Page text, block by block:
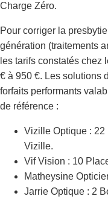
Charge Zéro.
Pour corriger la
génération (traitements
les tarifs constatés chez
€ à 950 €. Les solutions
forfaits performants
de référence :
Vizille Optique :
Vizille.
Vif Vision : 10
Matheysine
Jarrie Optique : 2